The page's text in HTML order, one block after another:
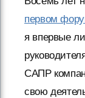
первом
я впервые
САПР
свою